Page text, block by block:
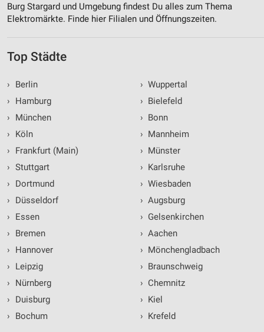
Burg Stargard und Umgebung findest Du alles zum Thema
Elektromärkte. Finde hier Filialen und Öffnungszeiten.
Top Städte
›
Berlin
›
Hamburg
›
München
›
Köln
›
Frankfurt (Main)
› Stuttgart
›
Dortmund
›
Düsseldorf
›
Essen
›
Bremen
›
Hannover
›
Leipzig
›
Nürnberg
›
Duisburg
›
Bochum
› Wuppertal
› Bielefeld
› Bonn
› Mannheim
› Münster
› Karlsruhe
› Wiesbaden
› Augsburg
› Gelsenkirchen
› Aachen
› Mönchengladbach
› Braunschweig
› Chemnitz
› Kiel
› Krefeld